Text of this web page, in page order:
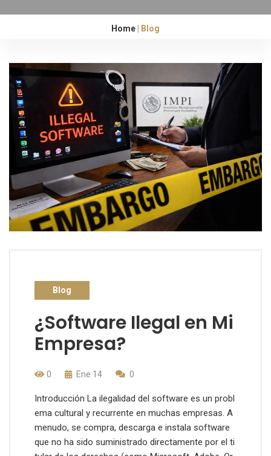
Home Blog
Blog
¿Software Ilegal en Mi
Empresa?
0 Ene 14 0
Introducción La ilegalidad del software es un probl
ema cultural y recurrente en muchas empresas. A
menudo, se compra, descarga e instala software
que no ha sido suministrado directamente por el ti